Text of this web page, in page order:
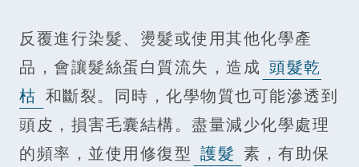
反覆進行染髮、燙髮或使用其他化學產
品，會讓髮絲蛋白質流失，造成 頭髮乾
枯 和斷裂。同時，化學物質也可能滲透到
頭皮，損害毛囊結構。盡量減少化學處理
的頻率，並使用修復型 護髮 素，有助保